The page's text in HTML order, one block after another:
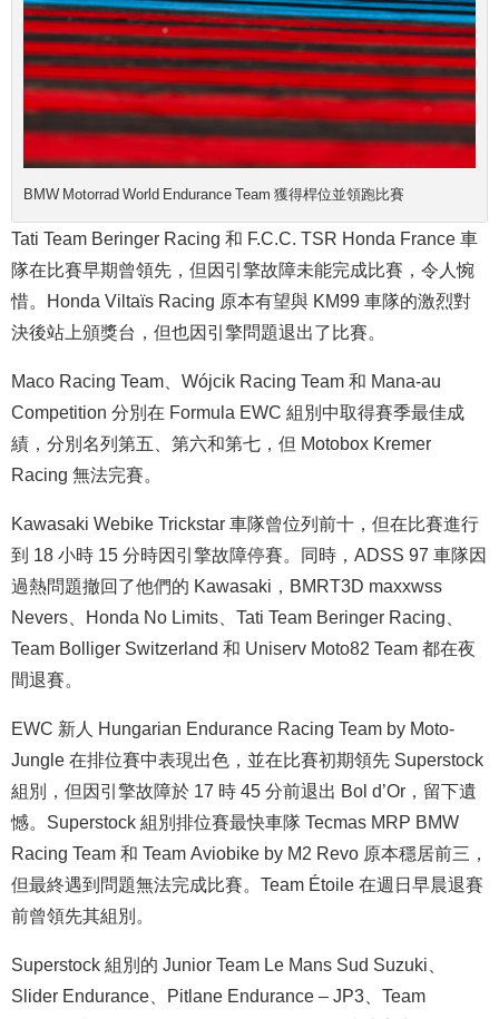
BMW Motorrad World Endurance Team 獲得桿位並領跑比賽
Tati Team Beringer Racing 和 F.C.C. TSR Honda France 車
隊在比賽早期曾領先，但因引擎故障未能完成比賽，令人惋
惜。Honda Viltaïs Racing 原本有望與 KM99 車隊的激烈對
決後站上頒獎台，但也因引擎問題退出了比賽。
Maco Racing Team、Wójcik Racing Team 和 Mana-au
Competition 分別在 Formula EWC 組別中取得賽季最佳成
績，分別名列第五、第六和第七，但 Motobox Kremer
Racing 無法完賽。
Kawasaki Webike Trickstar 車隊曾位列前十，但在比賽進行
到 18 小時 15 分時因引擎故障停賽。同時，ADSS 97 車隊因
過熱問題撤回了他們的 Kawasaki，BMRT3D maxxwss
Nevers、Honda No Limits、Tati Team Beringer Racing、
Team Bolliger Switzerland 和 Uniserv Moto82 Team 都在夜
間退賽。
EWC 新人 Hungarian Endurance Racing Team by Moto-
Jungle 在排位賽中表現出色，並在比賽初期領先 Superstock
組別，但因引擎故障於 17 時 45 分前退出 Bol d’Or，留下遺
憾。Superstock 組別排位賽最快車隊 Tecmas MRP BMW
Racing Team 和 Team Aviobike by M2 Revo 原本穩居前三，
但最終遇到問題無法完成比賽。Team Étoile 在週日早晨退賽
前曾領先其組別。
Superstock 組別的 Junior Team Le Mans Sud Suzuki、
Slider Endurance、Pitlane Endurance – JP3、Team